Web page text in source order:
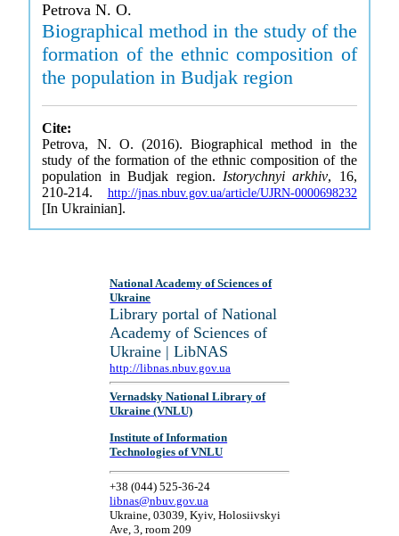
Petrova N. O.
Biographical method in the study of the
formation of the ethnic composition of
the population in Budjak region
Cite:
Petrova, N. O. (2016). Biographical method in the
study of the formation of the ethnic composition of the
population in Budjak region. Istorychnyi arkhiv, 16,
210-214. http://jnas.nbuv.gov.ua/article/UJRN-0000698232
[In Ukrainian].
National Academy of Sciences of
Ukraine
Library portal of National
Academy of Sciences of
Ukraine | LibNAS
http://libnas.nbuv.gov.ua
Vernadsky National Library of
Ukraine (VNLU)
Institute of Information
Technologies of VNLU
+38 (044) 525-36-24
libnas@nbuv.gov.ua
Ukraine, 03039, Kyiv, Holosiivskyi
Ave, 3, room 209